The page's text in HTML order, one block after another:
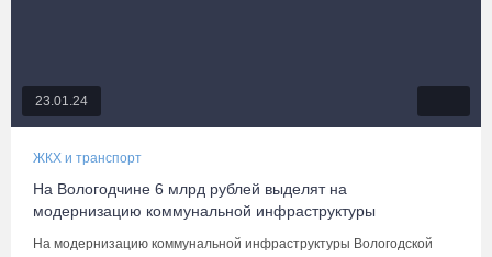
23.01.24
ЖКХ и транспорт
На Вологодчине 6 млрд рублей выделят на
модернизацию коммунальной инфраструктуры
На модернизацию коммунальной инфраструктуры Вологодской